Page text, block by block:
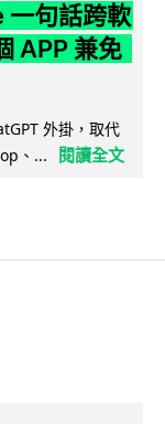
句話跨軟
APP 兼免
外掛，取代
、...
閱讀全文